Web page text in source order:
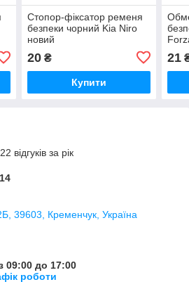
Стопор-фіксатор ременя
безпеки чорний Kia Niro
новий
20₴
Купити
21
відгуків за рік
39603, Кременчук, Україна
09:00 до 17:00
роботи